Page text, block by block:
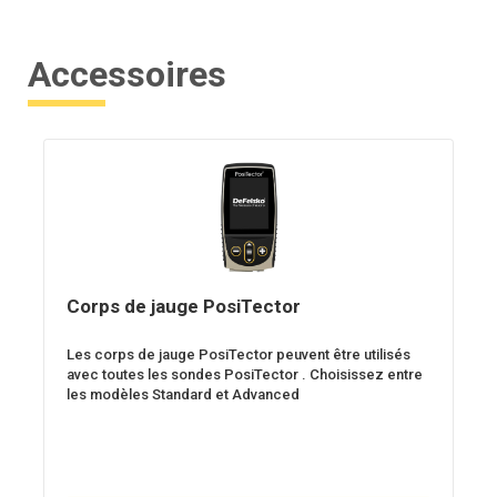
Accessoires
Corps de jauge PosiTector
Les corps de jauge PosiTector peuvent être utilisés
avec toutes les sondes PosiTector . Choisissez entre
les modèles Standard et Advanced